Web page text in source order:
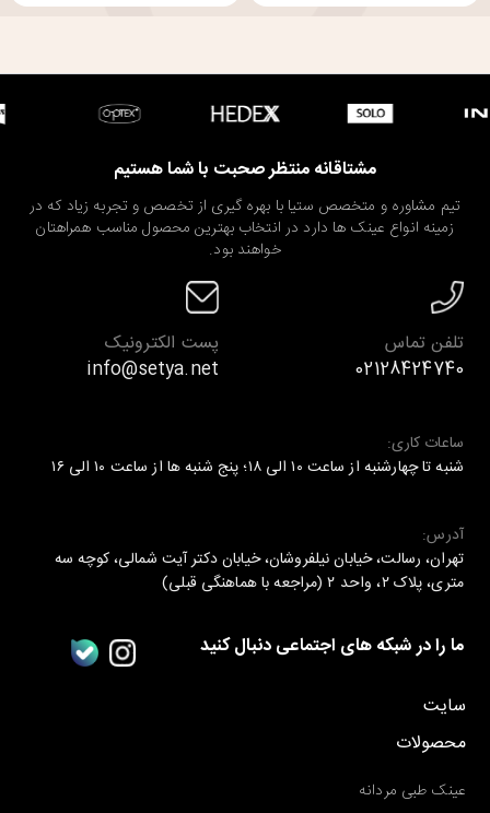
مشتاقانه منتظر صحبت با شما هستیم
تیم مشاوره و متخصص ستیا با بهره گیری از تخصص و تجربه زیاد که در
زمینه انواع عینک ها دارد در انتخاب بهترین محصول مناسب همراهتان
خواهند بود.
تلفن تماس
02128424740
پست الکترونیک
info@setya.net
ساعات کاری:
شنبه تا چهارشنبه از ساعت ۱۰ الی ۱۸؛ پنج شنبه ها از ساعت ۱۰ الی ۱۶
آدرس:
تهران، رسالت، خیابان نیلفروشان، خیابان دکتر آیت شمالی، کوچه سه
متری، پلاک ۲، واحد ۲ (مراجعه با هماهنگی قبلی)
ما را در شبکه های اجتماعی دنبال کنید
سایت
محصولات
عینک طبی مردانه